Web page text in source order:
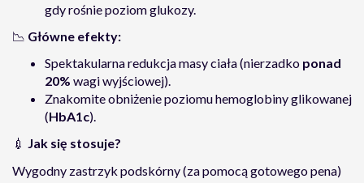
gdy rośnie poziom glukozy.
📉 Główne efekty:
Spektakularna redukcja masy ciała (nierzadko ponad
20% wagi wyjściowej).
Znakomite obniżenie poziomu hemoglobiny glikowanej
(HbA1c).
💉 Jak się stosuje?
Wygodny zastrzyk podskórny (za pomocą gotowego pena)